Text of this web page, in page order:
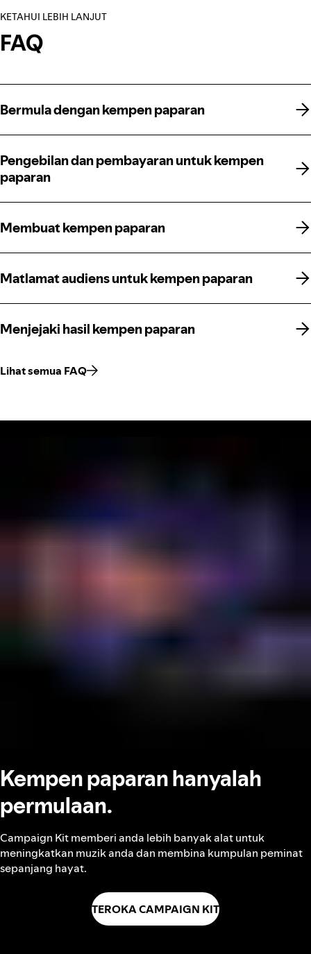
KETAHUI LEBIH LANJUT
FAQ
Bermula dengan kempen paparan
Bermula dengan kempen paparan
Pengebilan dan pembayaran untuk kempen
paparan
Pengebilan dan pembayaran untuk kempen
paparan
Membuat kempen paparan
Membuat kempen paparan
Matlamat audiens untuk kempen paparan
Matlamat audiens untuk kempen paparan
Menjejaki hasil kempen paparan
Menjejaki hasil kempen paparan
Lihat semua FAQ
Kempen paparan hanyalah
permulaan.
Campaign Kit memberi anda lebih banyak alat untuk
meningkatkan muzik anda dan membina kumpulan peminat
sepanjang hayat.
TEROKA CAMPAIGN KIT